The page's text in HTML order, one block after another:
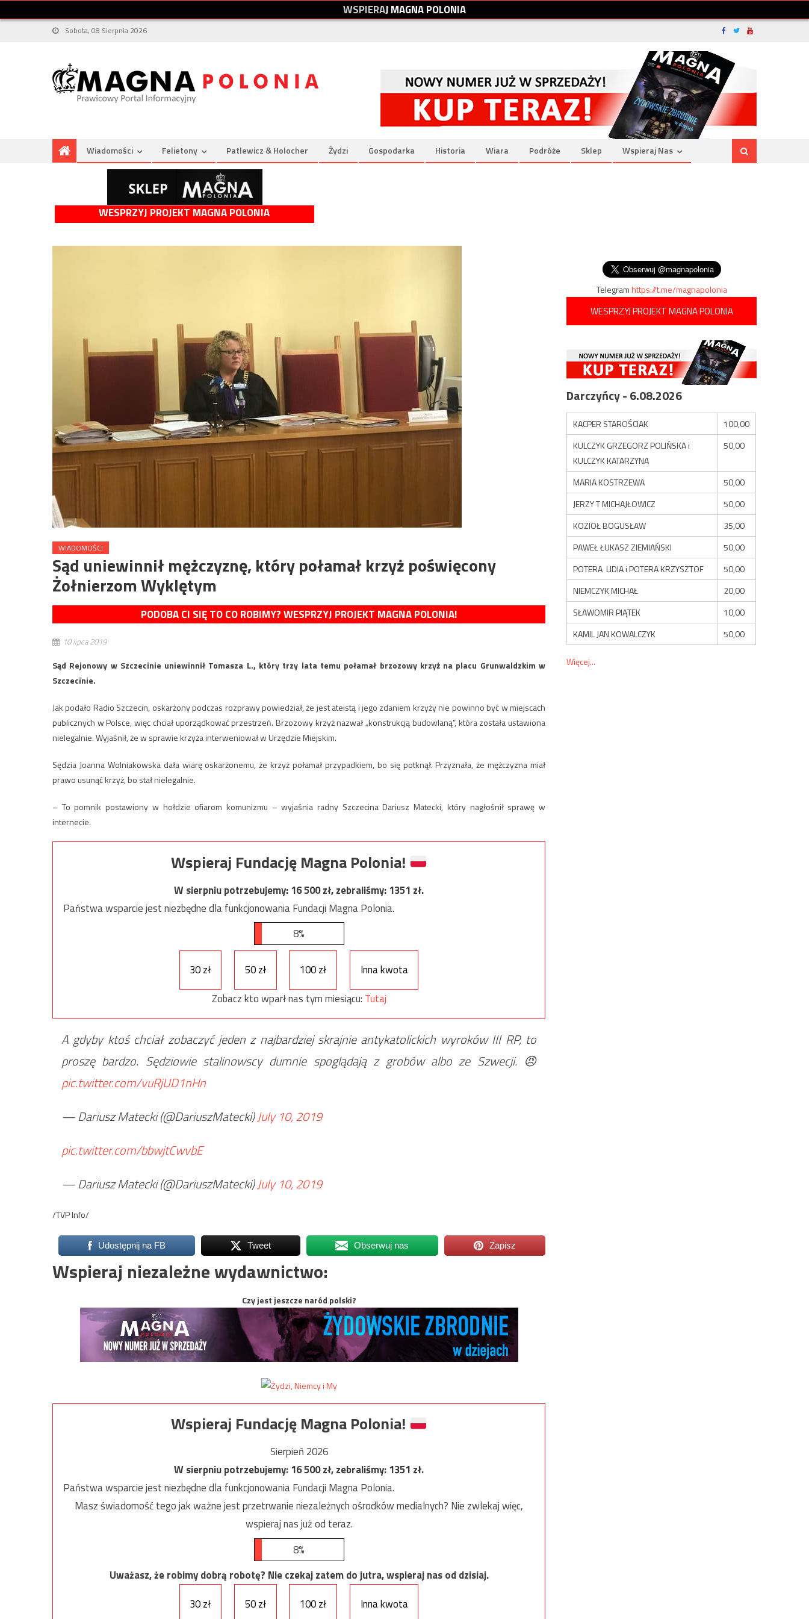
WSPIERAJMAGNAPOLONIA
Sobota, 08 Sierpnia 2026
Wiadomości Felietony Patlewicz & Holocher Żydzi Gospodarka Historia Wiara Podróże Sklep Wspieraj Nas
WESPRZYJ PROJEKT MAGNA POLONIA
WIADOMOŚCI
Sąd uniewinnił mężczyznę, który połamał krzyż poświęcony
Żołnierzom Wyklętym
PODOBA CI SIĘ TO CO ROBIMY? WESPRZYJ PROJEKT MAGNA POLONIA!
10 lipca 2019
Sąd Rejonowy w Szczecinie uniewinnił Tomasza L., który trzy lata temu połamał brzozowy krzyż na placu Grunwaldzkim w
Szczecinie.
Jak podało Radio Szczecin, oskarżony podczas rozprawy powiedział, że jest ateistą i jego zdaniem krzyży nie powinno być w miejscach
publicznych w Polsce, więc chciał uporządkować przestrzeń. Brzozowy krzyż nazwał „konstrukcją budowlaną”, która została ustawiona
nielegalnie. Wyjaśnił, że w sprawie krzyża interweniował w Urzędzie Miejskim.
Sędzia Joanna Wolniakowska dała wiarę oskarżonemu, że krzyż połamał przypadkiem, bo się potknął. Przyznała, że mężczyzna miał
prawo usunąć krzyż, bo stał nielegalnie.
– To pomnik postawiony w hołdzie ofiarom komunizmu – wyjaśnia radny Szczecina Dariusz Matecki, który nagłośnił sprawę w
internecie.
Wspieraj Fundację Magna Polonia!
W sierpniu potrzebujemy:16 500zł, zebraliśmy:1351 zł.
Państwa wsparcie jest niezbędne dla funkcjonowania Fundacji Magna Polonia.
8%
30 zł 50 zł 100 zł
Inna kwota
Zobacz kto wparł nas tym miesiącu: Tutaj
A gdyby ktoś chciał zobaczyć jeden z najbardziej skrajnie antykatolickich wyroków III RP, to
proszę bardzo. Sędziowie stalinowscy dumnie spoglądają z grobów albo ze Szwecji. 😠
pic.twitter.com/vuRjUD1nHn
— Dariusz Matecki (@DariuszMatecki)July 10, 2019
pic.twitter.com/bbwjtCwvbE
— Dariusz Matecki (@DariuszMatecki)July 10, 2019
/TVP Info/
Udostępnij na FB Tweet Obserwuj nas Zapisz
Wspieraj niezależne wydawnictwo:
Czy jest jeszcze naród polski?
Wspieraj Fundację Magna Polonia!
Sierpień 2026
W sierpniu potrzebujemy:16 500zł, zebraliśmy:1351 zł.
Państwa wsparcie jest niezbędne dla funkcjonowania Fundacji Magna Polonia.
Masz świadomość tego jak ważne jest przetrwanie niezależnych ośrodków medialnych? Nie zwlekaj więc,
wspieraj nas już od teraz.
8%
Uważasz, że robimy dobrą robotę? Nie czekaj zatem do jutra, wspieraj nas od dzisiaj.
30 zł
50 zł 100 zł Inna kwota
Telegramhttps://t.me/magnapolonia
WESPRZYJ PROJEKT MAGNA POLONIA
Darczyńcy - 6.08.2026
KACPER STAROŚCIAK
100,00
KULCZYK GRZEGORZ POLIŃSKA i
KULCZYK KATARZYNA
50,00
MARIA KOSTRZEWA
50,00
JERZY T MICHAJŁOWICZ
50,00
KOZIOŁ BOGUSŁAW
35,00
PAWEŁ ŁUKASZ ZIEMIAŃSKI
50,00
POTERA LIDIA i POTERA KRZYSZTOF
50,00
NIEMCZYK MICHAŁ
20,00
SŁAWOMIR PIĄTEK
10,00
KAMIL JAN KOWALCZYK
50,00
Więcej...